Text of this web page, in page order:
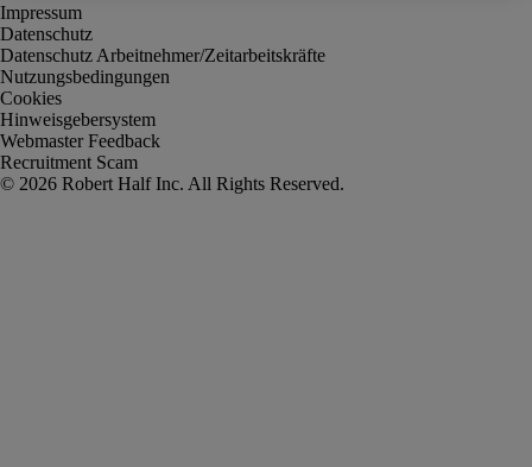
Impressum
Datenschutz
Datenschutz Arbeitnehmer/Zeitarbeitskräfte
Nutzungsbedingungen
Cookies
Hinweisgebersystem
Webmaster Feedback
Recruitment Scam